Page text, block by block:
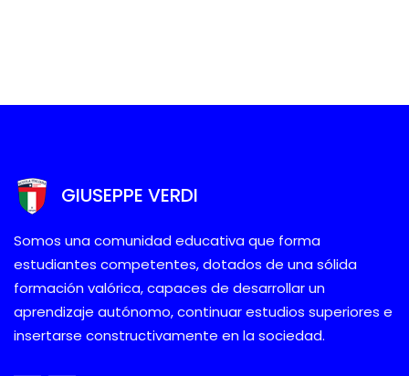
GIUSEPPE VERDI
Somos una comunidad educativa que forma
estudiantes competentes, dotados de una sólida
formación valórica, capaces de desarrollar un
aprendizaje autónomo, continuar estudios superiores e
insertarse constructivamente en la sociedad.